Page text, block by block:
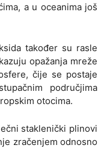
a u oceanima još
također su rasle
opažanja mreže
čije se postaje
područjima
otocima.
staklenički plinovi
zračenjem odnosno